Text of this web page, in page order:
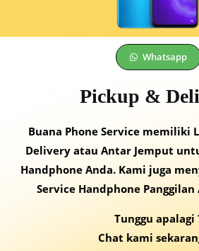
Whatsapp
Pickup &
Buana Phone Service memiliki
Delivery atau Antar Jemput
Handphone Anda. Kami juga
Service Handphone Panggilan
Tunggu apalagi
Chat kami